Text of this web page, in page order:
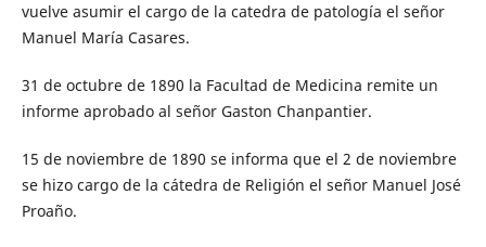
vuelve asumir el cargo de la catedra de patología el señor
Manuel María Casares.
31 de octubre de 1890 la Facultad de Medicina remite un
informe aprobado al señor Gaston Chanpantier.
15 de noviembre de 1890 se informa que el 2 de noviembre
se hizo cargo de la cátedra de Religión el señor Manuel José
Proaño.